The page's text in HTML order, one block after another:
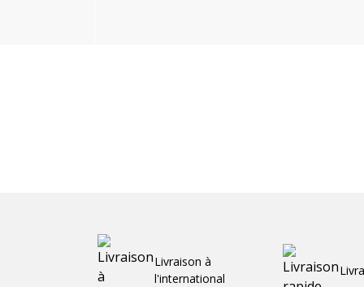
Livraison à
l'international